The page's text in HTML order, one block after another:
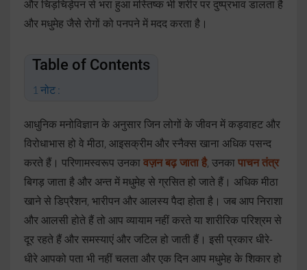
और चिड़चिड़ेपन से भरा हुआ मस्तिष्क भी शरीर पर दुष्प्रभाव डालता है
और मधुमेह जैसे रोगों को पनपने में मदद करता है।
Table of Contents
नोट :
आधुनिक मनोविज्ञान के अनुसार जिन लोगों के जीवन में कड़वाहट और
विरोधाभास हो वे मीठा, आइसक्रीम और स्नैक्स खाना अधिक पसन्द
करते हैं। परिणामस्वरूप उनका वज़न बढ़ जाता है, उनका पाचन तंत्र
बिगड़ जाता है और अन्त में मधुमेह से ग्रसित हो जाते हैं। अधिक मीठा
खाने से डिप्रैशन, भारीपन और आलस्य पैदा होता है। जब आप निराशा
और आलसी होते हैं तो आप व्यायाम नहीं करते या शारीरिक परिश्रम से
दूर रहते हैं और समस्याएं और जटिल हो जाती हैं। इसी प्रकार धीरे-
धीरे आपको पता भी नहीं चलता और एक दिन आप मधुमेह के शिकार हो